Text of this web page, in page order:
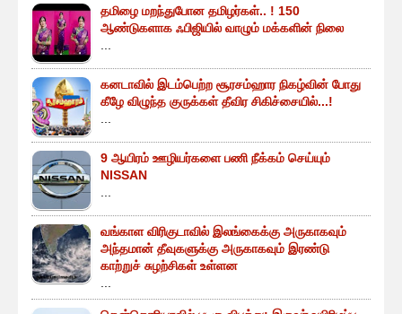
தமிழை மறந்துபோன தமிழர்கள்.. ! 150
ஆண்டுகளாக ஃபிஜியில் வாழும் மக்களின் நிலை
கனடாவில் இடம்பெற்ற சூரசம்ஹார நிகழ்வின் போது
கீழே விழுந்த குருக்கள் தீவிர சிகிச்சையில்...!
9 ஆயிரம் ஊழியர்களை பணி நீக்கம் செய்யும்
NISSAN
வங்காள விரிகுடாவில் இலங்கைக்கு அருகாகவும்
அந்தமான் தீவுகளுக்கு அருகாகவும் இரண்டு
காற்றுச் சுழற்சிகள் உள்ளன